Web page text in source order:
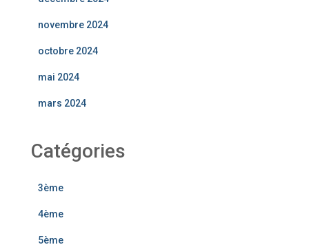
novembre 2024
octobre 2024
mai 2024
mars 2024
Catégories
3ème
4ème
5ème